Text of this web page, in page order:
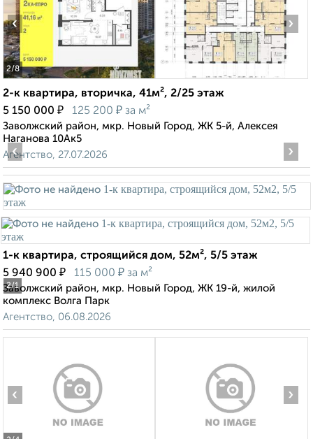
2/8
‹ ›
2-к квартира, вторичка, 41м², 2/25 этаж
5 150 000 ₽ 125 200 ₽ за м²
Заволжский район, мкр. Новый Город, ЖК 5-й, Алексея
Наганова 10Ак5
Агентство, 27.07.2026
2/1
‹ ›
1-к квартира, строящийся дом, 52м², 5/5 этаж
5 940 900 ₽ 115 000 ₽ за м²
Заволжский район, мкр. Новый Город, ЖК 19-й, жилой
комплекс Волга Парк
Агентство, 06.08.2026
‹ ›